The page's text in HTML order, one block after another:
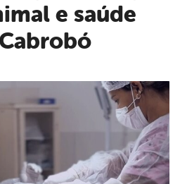
e saúde